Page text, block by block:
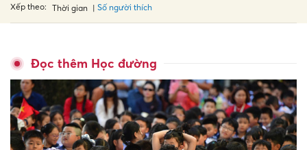
Xếp theo: Thời gian Số người thích
Đọc thêm Học đường